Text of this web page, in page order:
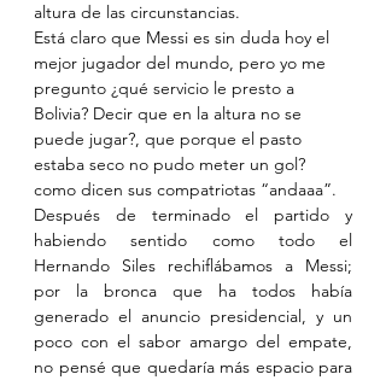
altura de las circunstancias.
Está claro que Messi es sin duda hoy el
mejor jugador del mundo, pero yo me
pregunto ¿qué servicio le presto a
Bolivia? Decir que en la altura no se
puede jugar?, que porque el pasto
estaba seco no pudo meter un gol?
como dicen sus compatriotas “andaaa”.
Después de terminado el partido y
habiendo sentido como todo el
Hernando Siles rechiflábamos a Messi;
por la bronca que ha todos había
generado el anuncio presidencial, y un
poco con el sabor amargo del empate,
no pensé que quedaría más espacio para